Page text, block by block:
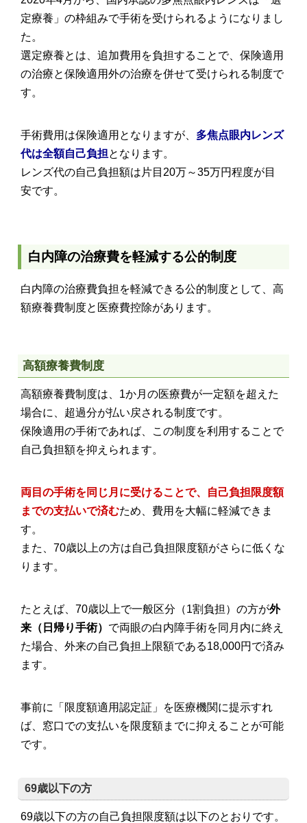
定療養」の枠組みで手術を受けられるようになりまし
た。
選定療養とは、追加費用を負担することで、保険適用
の治療と保険適用外の治療を併せて受けられる制度で
す。
手術費用は保険適用となりますが、 多焦点眼内レンズ
代は全額自己負担となります。
レンズ代の自己負担額は片目20万～35万円程度が目
安です。
白内障の治療費を軽減する公的制度
白内障の治療費負担を軽減できる公的制度として、高
額療養費制度と医療費控除があります。
高額療養費制度
高額療養費制度は、1か月の医療費が一定額を超えた
場合に、超過分が払い戻される制度です。
保険適用の手術であれば、この制度を利用することで
自己負担額を抑えられます。
両目の手術を同じ月に受けることで、自己負担限度額
までの支払いで済むため、費用を大幅に軽減できま
す。
また、70歳以上の方は自己負担限度額がさらに低くな
ります。
たとえば、70歳以上で一般区分（1割負担）の方が外
来（日帰り手術） で両眼の白内障手術を同月内に終え
た場合、外来の自己負担上限額である18,000円で済み
ます。
事前に「限度額適用認定証」を医療機関に提示すれ
ば、窓口での支払いを限度額までに抑えることが可能
です。
69歳以下の方
69歳以下の方の自己負担限度額は以下のとおりです。